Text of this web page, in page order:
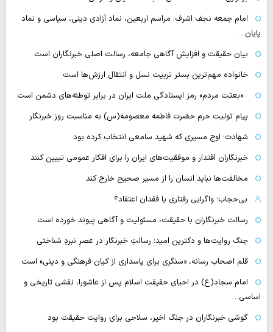
امام جمعه نجف اشرف: مراسم اربعین، نماد آزادی دینی، سیاسی و نماد
پایان…
بیان حقیقت و افزایش آگاهی جامعه، رسالت اصلی خبرنگاران است
خانواده مهم‌ترین بستر تربیت نسل و انتقال ارزش‌ها است
«بعثت مردم» رمز ایستادگی ملت ایران در برابر توطئه‌های دشمن است
پیام تولیت حرم حضرت فاطمه معصومه(س) به مناسبت روز خبرنگار
شهادت؛ اوج مسیری که شهید سامعی انتخاب کرده بود
خبرنگاران اقتدار و موفقیت‌های ایران را برای افکار عمومی تبیین کنند
مخالفت‌ها نباید انسان را از مسیر صحیح خارج کند
بی‌حجاب؛ واگرایی رفتاری یا فقدان اعتقاد؟
رسالت خبرنگاران با حقیقت، مسئولیت و آگاهی پیوند خورده است
جنگ روایت‌ها و دکترین امید؛ رسالتِ خبرنگار در عصرِ نبردِ شناختی
قلم اصحاب رسانه، «سنگری برای پاسداری از کیان فرهنگی و دینی» است
امام سجاد(ع) در احیای حقیقت اسلام پس از عاشورا، نقشی تاریخی و
اساسی…
گوشی خبرنگاران در جنگ اخیر، سلاحی برای روایت حقیقت بود